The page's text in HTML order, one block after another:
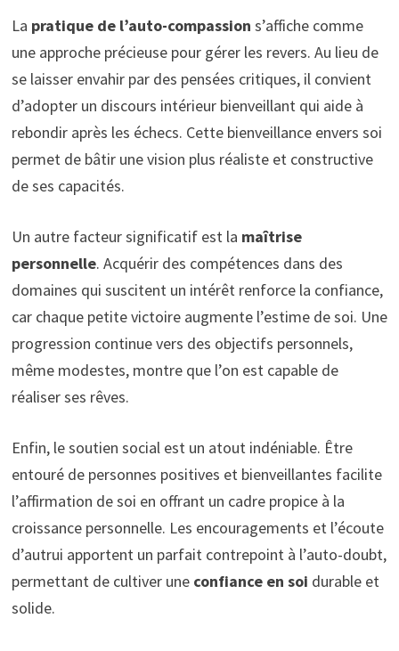
La pratique de l’auto-compassion s’affiche comme
une approche précieuse pour gérer les revers. Au lieu de
se laisser envahir par des pensées critiques, il convient
d’adopter un discours intérieur bienveillant qui aide à
rebondir après les échecs. Cette bienveillance envers soi
permet de bâtir une vision plus réaliste et constructive
de ses capacités.
Un autre facteur significatif est la maîtrise
personnelle. Acquérir des compétences dans des
domaines qui suscitent un intérêt renforce la confiance,
car chaque petite victoire augmente l’estime de soi. Une
progression continue vers des objectifs personnels,
même modestes, montre que l’on est capable de
réaliser ses rêves.
Enfin, le soutien social est un atout indéniable. Être
entouré de personnes positives et bienveillantes facilite
l’affirmation de soi en offrant un cadre propice à la
croissance personnelle. Les encouragements et l’écoute
d’autrui apportent un parfait contrepoint à l’auto-doubt,
permettant de cultiver une confiance en soi durable et
solide.